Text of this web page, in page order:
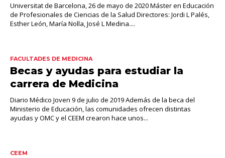
Universitat de Barcelona, 26 de mayo de 2020 Máster en Educación
de Profesionales de Ciencias de la Salud Directores: Jordi L Palés,
Esther León, María Nolla, José L Medina....
FACULTADES DE MEDICINA
Becas y ayudas para estudiar la
carrera de Medicina
Diario Médico Joven 9 de julio de 2019 Además de la beca del
Ministerio de Educación, las comunidades ofrecen distintas
ayudas y OMC y el CEEM crearon hace unos...
CEEM